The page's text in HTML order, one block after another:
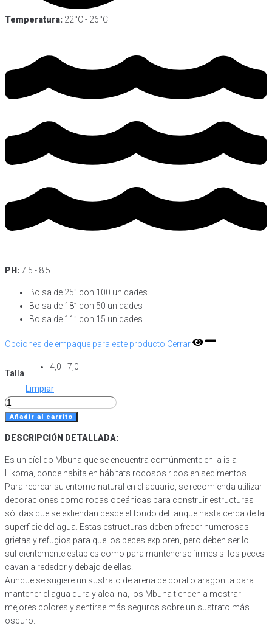
Temperatura: 22°C - 26°C
PH:7.5 - 8.5
Bolsa de 25” con 100 unidades
Bolsa de 18” con 50 unidades
Bolsa de 11” con 15 unidades
Opciones de empaque para este producto Cerrar
Talla
4,0 - 7,0
Limpiar
Ciclido
Exasperatus
Exasperatus)
cantidad
Añadir al carrito
DESCRIPCIÓN DETALLADA:
Es un cíclido Mbuna que se encuentra comúnmente en la isla
Likoma, donde habita en hábitats rocosos ricos en sedimentos.
Para recrear su entorno natural en el acuario, se recomienda utilizar
decoraciones como rocas oceánicas para construir estructuras
sólidas que se extiendan desde el fondo del tanque hasta cerca de la
superficie del agua. Estas estructuras deben ofrecer numerosas
grietas y refugios para que los peces exploren, pero deben ser lo
suficientemente estables como para mantenerse firmes si los peces
cavan alrededor y debajo de ellas.
Aunque se sugiere un sustrato de arena de coral o aragonita para
mantener el agua dura y alcalina, los Mbuna tienden a mostrar
mejores colores y sentirse más seguros sobre un sustrato más
oscuro.